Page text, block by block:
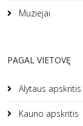
Muziejai
PAGAL VIETOVĘ
Alytaus apskritis
Kauno apskritis